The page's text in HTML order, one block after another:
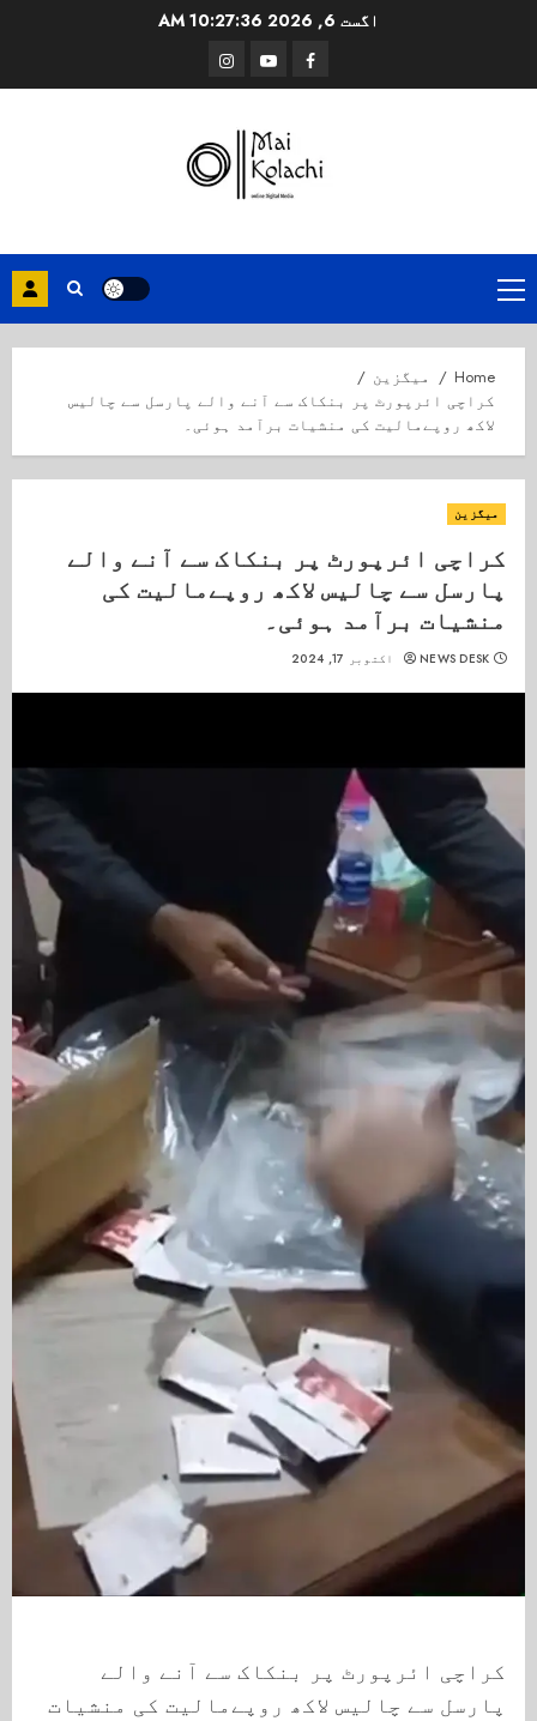
اگست 6, 2026 10:27:36 AM
Facebook
Youtube
Instagram
Primary
Menu
Home
میگزین
کراچی ائرپورٹ پر بنکاک سے آنے والے پارسل سے چالیس
لاکھ روپےمالیت کی منشیات برآمد ہوئی۔
میگزین
کراچی ائرپورٹ پر بنکاک سے آنے والے
پارسل سے چالیس لاکھ روپےمالیت کی
منشیات برآمد ہوئی۔
NEWS DESK اکتوبر 17, 2024
کراچی ائرپورٹ پر بنکاک سے آنے والے
پارسل سے چالیس لاکھ روپےمالیت کی منشیات